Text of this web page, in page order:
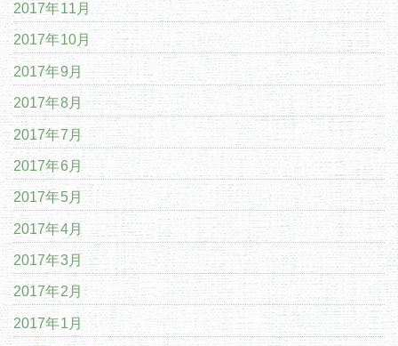
2017年11月
2017年10月
2017年9月
2017年8月
2017年7月
2017年6月
2017年5月
2017年4月
2017年3月
2017年2月
2017年1月